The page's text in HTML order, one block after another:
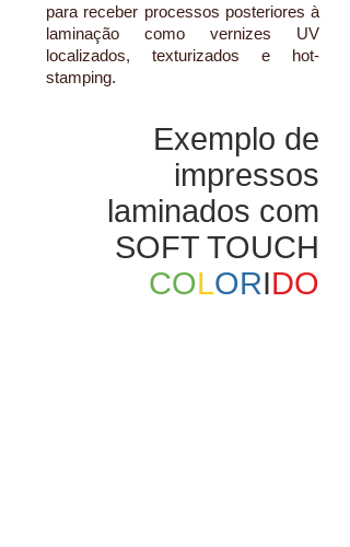
para receber processos posteriores à
laminação como vernizes UV
localizados, texturizados e hot-
stamping.
Exemplo de
impressos
laminados com
SOFT TOUCH
COLORIDO